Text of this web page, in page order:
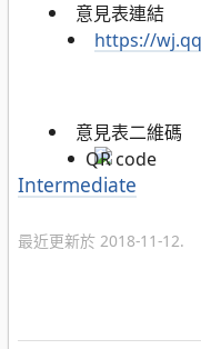
意見表連結
https://
意見表二維碼
分
Intermediate
最近更新於 2018-11-12.